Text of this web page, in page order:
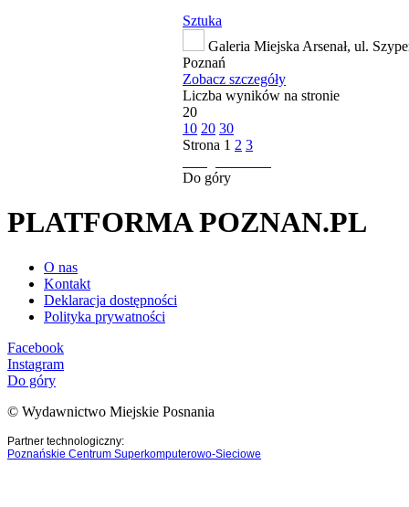
Sztuka
Galeria Miejska Arsenał, ul.
Poznań
Zobacz szczegóły
Liczba wyników na stronie
20
10 20 30
Strona 1 2 3
Do góry
PLATFORMA POZNAN.PL
O nas
Kontakt
Deklaracja dostępności
Polityka prywatności
Facebook
Instagram
Do góry
© Wydawnictwo Miejskie Posnania
Partner technologiczny:
Poznańskie Centrum Superkomputerowo-Sieciowe